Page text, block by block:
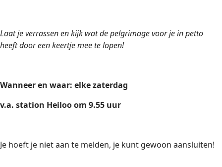
Laat je verrassen en kijk wat de pelgrimage voor je in petto
heeft door een keertje mee te lopen!
Wanneer en waar: elke zaterdag
v.a. station Heiloo om 9.55 uur
Je hoeft je niet aan te melden, je kunt gewoon aansluiten!